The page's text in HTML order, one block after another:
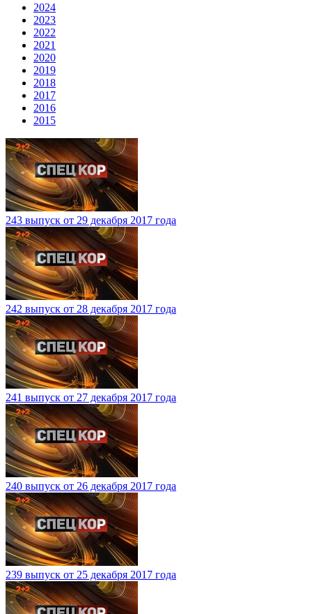
2024
2023
2022
2021
2020
2019
2018
2017
2016
2015
243 выпуск от 29 декабря 2017 года
242 выпуск от 28 декабря 2017 года
241 выпуск от 27 декабря 2017 года
240 выпуск от 26 декабря 2017 года
239 выпуск от 25 декабря 2017 года